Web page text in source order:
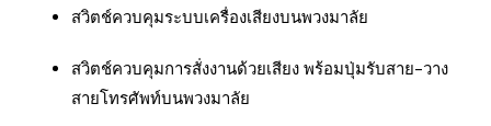
สวิตช์ควบคุมระบบเครื่องเสียงบนพวงมาลัย
สวิตช์ควบคุมการสั่งงานด้วยเสียง พร้อมปุ่มรับสาย-วาง
สายโทรศัพท์บนพวงมาลัย